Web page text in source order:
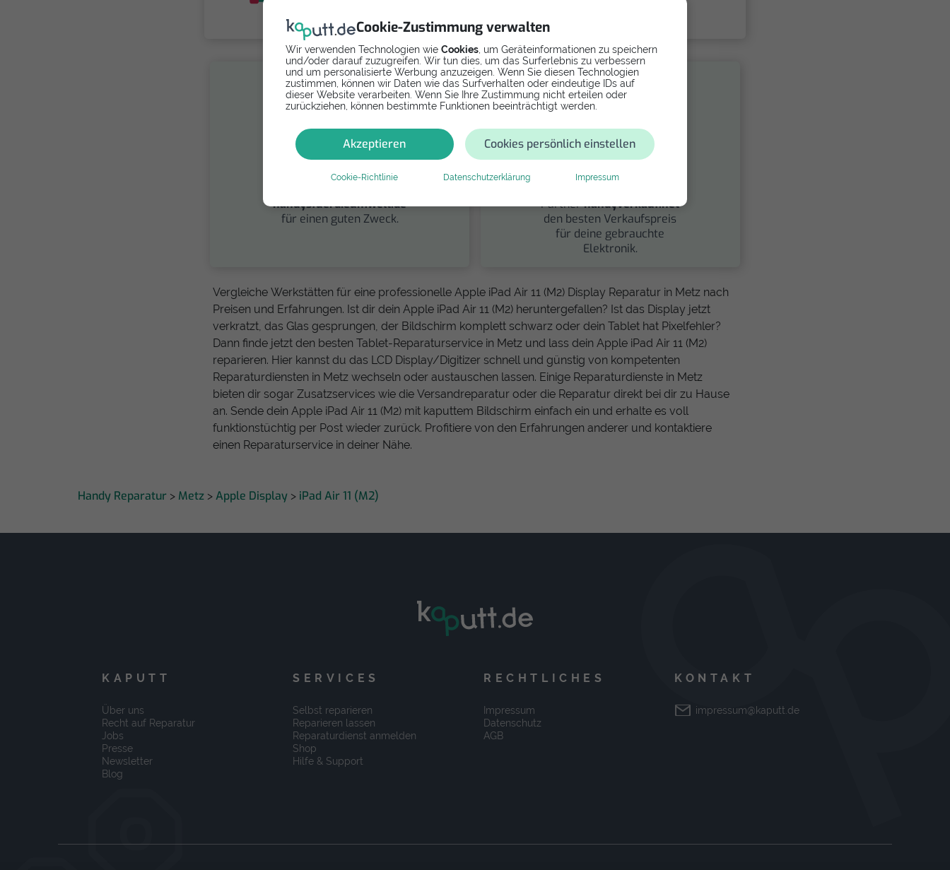
Cookie-Zustimmung verwalten
Wir verwenden Technologien wie Cookies , um Geräteinformationen zu speichern
und/oder darauf zuzugreifen. Wir tun dies, um das Surferlebnis zu verbessern
und um personalisierte Werbung anzuzeigen. Wenn Sie diesen Technologien
zustimmen, können wir Daten wie das Surfverhalten oder eindeutige IDs auf
dieser Website verarbeiten. Wenn Sie Ihre Zustimmung nicht erteilen oder
zurückziehen, können bestimmte Funktionen beeinträchtigt werden.
Akzeptieren Cookies persönlich einstellen
Cookie-Richtlinie Datenschutzerklärung Impressum
Spenden
handysfuerdieumwelt.de
für einen guten Zweck.
Verkaufen
Partnerhandyverkauf.net
den besten Verkaufspreis
für deine gebrauchte
Elektronik.
Vergleiche Werkstätten für eine professionelle Apple iPad Air 11 (M2) Display Reparatur in Metz nach
Preisen und Erfahrungen. Ist dir dein Apple iPad Air 11 (M2) heruntergefallen? Ist das Display jetzt
verkratzt, das Glas gesprungen, der Bildschirm komplett schwarz oder dein Tablet hat Pixelfehler?
Dann finde jetzt den besten Tablet-Reparaturservice in Metz und lass dein Apple iPad Air 11 (M2)
reparieren. Hier kannst du das LCD Display/Digitizer schnell und günstig von kompetenten
Reparaturdiensten in Metz wechseln oder austauschen lassen. Einige Reparaturdienste in Metz
bieten dir sogar Zusatzservices wie die Versandreparatur oder die Reparatur direkt bei dir zu Hause
an. Sende dein Apple iPad Air 11 (M2) mit kaputtem Bildschirm einfach ein und erhalte es voll
funktionstüchtig per Post wieder zurück. Profitiere von den Erfahrungen anderer und kontaktiere
einen Reparaturservice in deiner Nähe.
Handy Reparatur > Metz > Apple Display > iPad Air 11 (M2)
KAPUTT
Über uns
Recht auf Reparatur
Jobs
Presse
Newsletter
Blog
SERVICES
Selbst reparieren
Reparieren lassen
Reparaturdienst anmelden
Shop
Hilfe & Support
RECHTLICHES
Impressum
Datenschutz
AGB
KONTAKT
impressum@kaputt.de